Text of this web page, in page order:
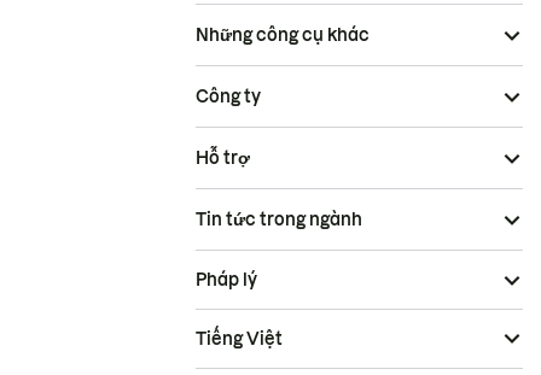
Những công cụ khác
Công ty
Hỗ trợ
Tin tức trong ngành
Pháp lý
Tiếng Việt